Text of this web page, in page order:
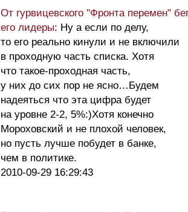
От гурвицевского "Фронта перемен"
его лидеры: Ну а если по делу,
то его реально кинули и не включили
в проходную часть списка. Хотя
что такое-проходная часть,
у них до сих пор не ясно…Будем
надеяться что эта цифра будет
на уровне 2-2, 5%:)Хотя конечно
Мороховский и не плохой человек,
но пусть лучше побудет в банке,
чем в политике.
2010-09-29 16:29:43